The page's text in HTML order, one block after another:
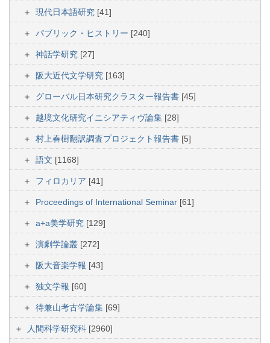
現代日本語研究 [41]
パブリック・ヒストリー [240]
神話学研究 [27]
阪大近代文学研究 [163]
グローバル日本研究クラスター報告書 [45]
越境文化研究イニシアティヴ論集 [28]
村上春樹翻訳調査プロジェクト報告書 [5]
語文 [1168]
フィロカリア [41]
Proceedings of International Seminar [61]
a+a美学研究 [129]
演劇学論叢 [272]
阪大音楽学報 [43]
独文学報 [60]
待兼山考古学論集 [69]
人間科学研究科 [2960]